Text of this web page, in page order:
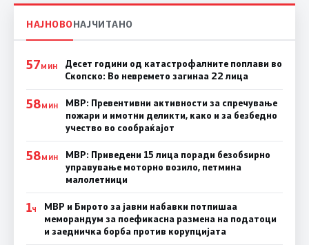
НАЈНОВОНАЈЧИТАНО
57МИН
Десет години од катастрофалните поплави во
Скопско: Во невремето загинаа 22 лица
58МИН
МВР: Превентивни активности за спречување
пожари и имотни деликти, како и за безбедно
учество во сообраќајот
58МИН
МВР: Приведени 15 лица поради безобѕирно
управување моторно возило, петмина
малолетници
1Ч
МВР и Бирото за јавни набавки потпишаа
меморандум за поефикасна размена на податоци
и заедничка борба против корупцијата